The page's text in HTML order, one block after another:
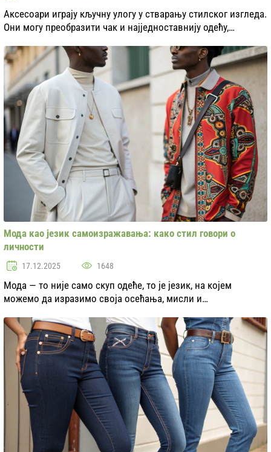
Аксесоари играју кључну улогу у стварању стилског изгледа.
Они могу преобразити чак и најједноставнију одећу,
размотрити разноврсне акесоаре кој...
Мода као језик самоизражавања: како стил говори о
личности
17.12.2025 1648
Мода — то није само скуп одеће, то је језик, на којем
можемо да изразимо своја осећања, мисли и
додатака и стила, у целини, говори о нама више него шт...